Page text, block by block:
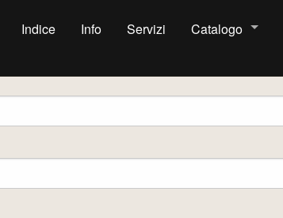
Indice Info Servizi Catalogo